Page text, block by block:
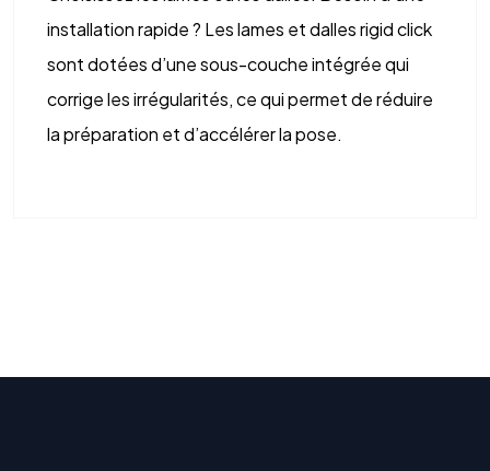
installation rapide ? Les lames et dalles rigid click
sont dotées d’une sous-couche intégrée qui
corrige les irrégularités, ce qui permet de réduire
la préparation et d’accélérer la pose.